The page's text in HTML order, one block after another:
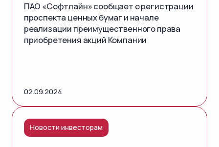
ПАО «Софтлайн» сообщает о регистрации
проспекта ценных бумаг и начале
реализации преимущественного права
приобретения акций Компании
02.09.2024
Новости инвесторам